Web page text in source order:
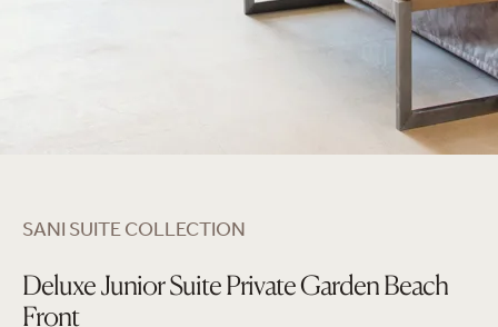
SANI SUITE COLLECTION
Deluxe Junior Suite Private Garden Beach
Front